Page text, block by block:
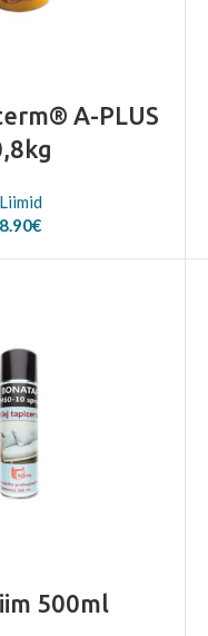
A-PLUS
Liimid
8.90€
500ml